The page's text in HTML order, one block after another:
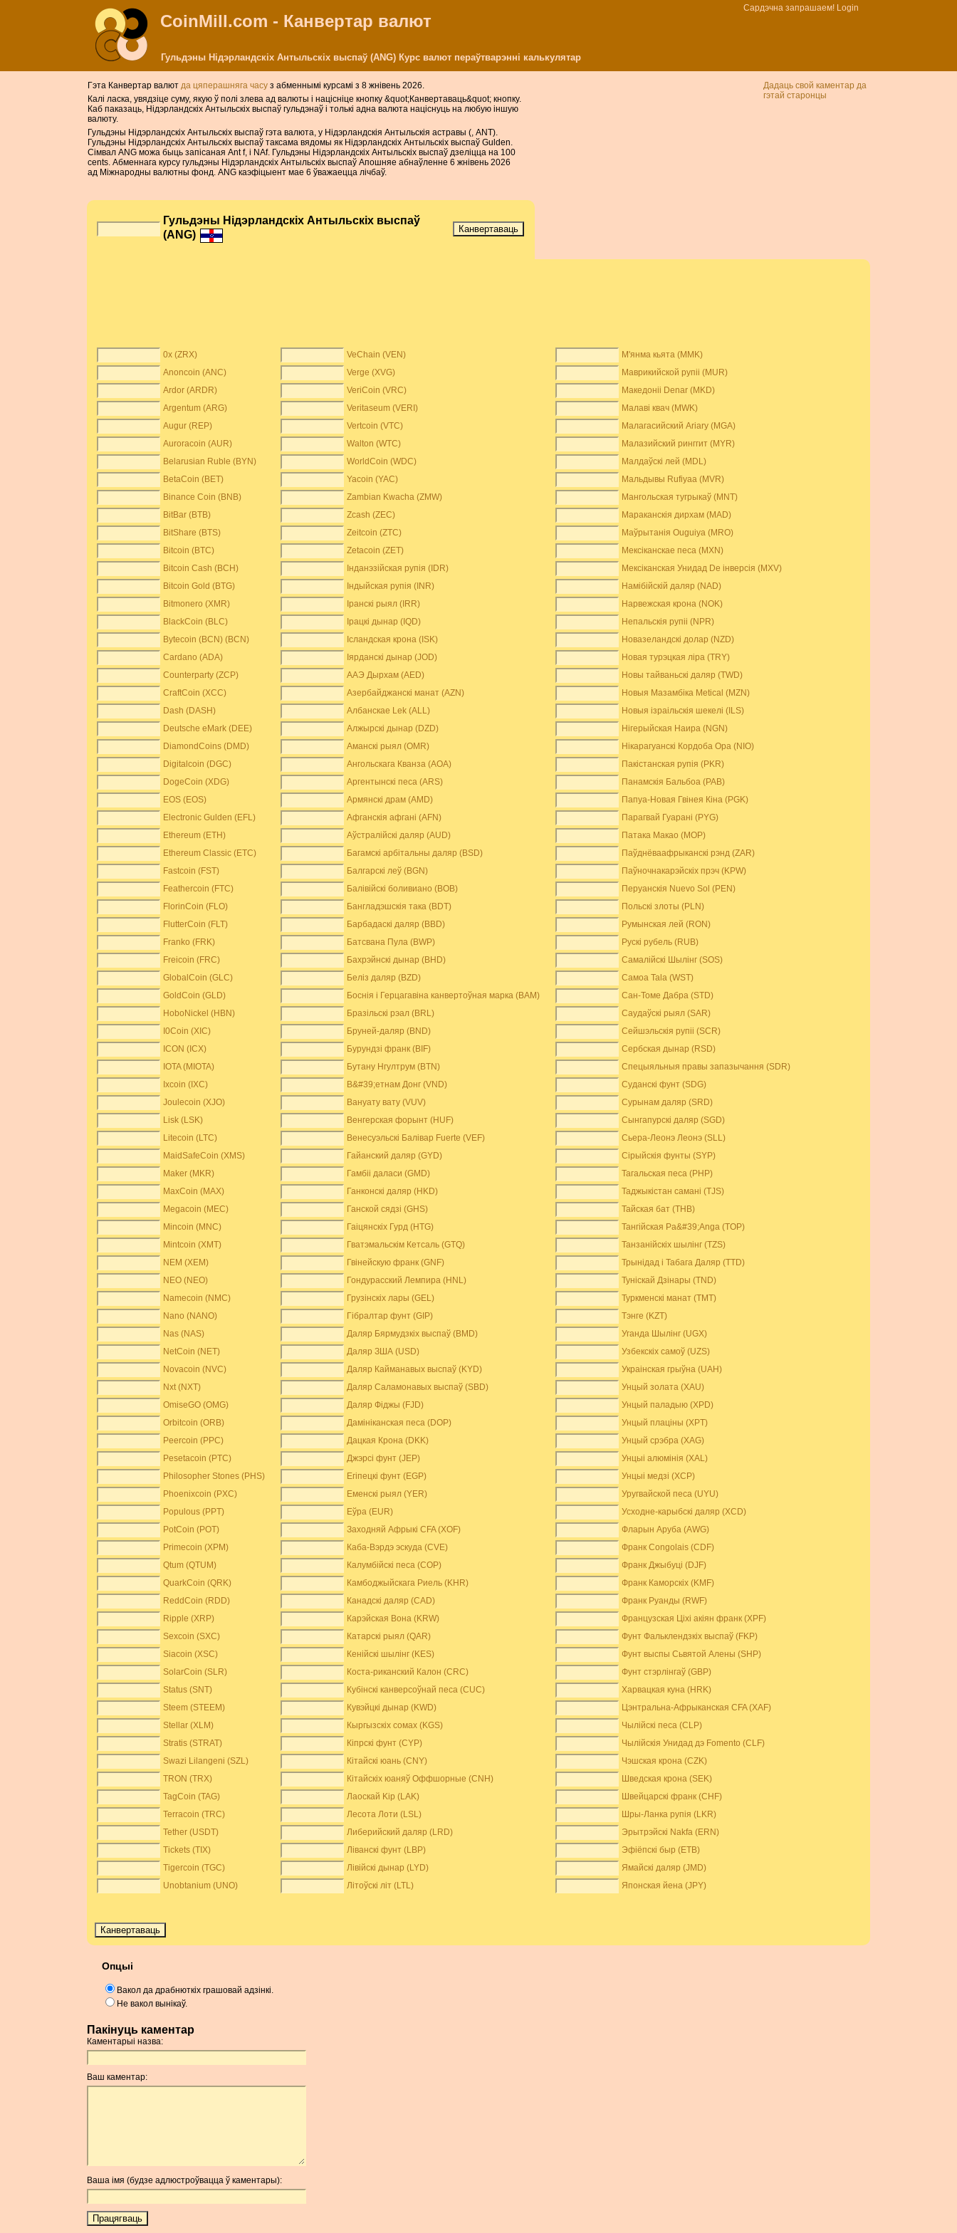
CoinMill.com - Канвертар валют
Сардэчна запрашаем! Login
Гульдэны Нідэрландскіх Антыльскіх выспаў (ANG) Курс валют пераўтварэнні калькулятар
Гэта Канвертар валют да цяперашняга часу з абменнымі курсамі з 8 жнівень 2026.
Калі ласка, увядзіце суму, якую ў полі злева ад валюты і націсніце кнопку &quot;Канвертаваць&quot; кнопку.
Каб паказаць, Нідэрландскіх Антыльскіх выспаў гульдэнаў і толькі адна валюта націснуць на любую іншую
валюту.
Гульдэны Нідэрландскіх Антыльскіх выспаў гэта валюта, у Нідэрландскія Антыльскія астравы (, ANT).
Гульдэны Нідэрландскіх Антыльскіх выспаў таксама вядомы як Нідэрландскіх Антыльскіх выспаў Gulden.
Сімвал ANG можа быць запісаная Ant f, і NAf. Гульдэны Нідэрландскіх Антыльскіх выспаў дзеліцца на 100
cents. Абменнага курсу гульдэны Нідэрландскіх Антыльскіх выспаў Апошняе абнаўленне 6 жнівень 2026
ад Міжнародны валютны фонд. ANG каэфіцыент мае 6 ўважаецца лічбаў.
Дадаць свой каментар да
гэтай старонцы
Гульдэны Нідэрландскіх Антыльскіх выспаў
(ANG)
0x (ZRX) VeChain (VEN)
М'янма кьята (MMK)
Anoncoin (ANC)
Verge (XVG)
Маврикийской рупіі (MUR)
Ardor (ARDR)
VeriCoin (VRC)
Македоніі Denar (MKD)
Argentum (ARG)
Veritaseum (VERI)
Малаві квач (MWK)
Augur (REP)
Vertcoin (VTC)
Малагасийский Ariary (MGA)
Auroracoin (AUR)
Walton (WTC)
Малазийский ринггит (MYR)
Belarusian Ruble (BYN)
WorldCoin (WDC)
Малдаўскі лей (MDL)
BetaCoin (BET)
Yacoin (YAC)
Мальдывы Rufiyaa (MVR)
Binance Coin (BNB)
Zambian Kwacha (ZMW)
Мангольская тугрыкаў (MNT)
BitBar (BTB)
Zcash (ZEC)
Мараканскія дирхам (MAD)
BitShare (BTS)
Zeitcoin (ZTC)
Маўрытанія Ouguiya (MRO)
Bitcoin (BTC)
Zetacoin (ZET)
Мексіканскае песа (MXN)
Bitcoin Cash (BCH)
Інданэзійская рупія (IDR)
Мексіканская Унидад De інверсія (MXV)
Bitcoin Gold (BTG)
Індыйская рупія (INR)
Намібійскій даляр (NAD)
Bitmonero (XMR)
Іранскі рыял (IRR)
Нарвежская крона (NOK)
BlackCoin (BLC)
Ірацкі дынар (IQD)
Непальскія рупіі (NPR)
Bytecoin (BCN) (BCN)
Ісландская крона (ISK)
Новазеландскі долар (NZD)
Cardano (ADA)
Іярданскі дынар (JOD)
Новая турэцкая ліра (TRY)
Counterparty (ZCP)
ААЭ Дырхам (AED)
Новы тайваньскі даляр (TWD)
CraftCoin (XCC)
Азербайджанскі манат (AZN)
Новыя Мазамбіка Metical (MZN)
Dash (DASH)
Албанскае Lek (ALL)
Новыя ізраільскія шекелі (ILS)
Deutsche eMark (DEE)
Алжырскі дынар (DZD)
Нігерыйская Наира (NGN)
DiamondCoins (DMD)
Аманскі рыял (OMR)
Нікарагуанскі Кордоба Ора (NIO)
Digitalcoin (DGC)
Ангольскага Кванза (AOA)
Пакістанская рупія (PKR)
DogeCoin (XDG)
Аргентынскі песа (ARS)
Панамскія Бальбоа (PAB)
EOS (EOS)
Армянскі драм (AMD)
Папуа-Новая Гвінея Кіна (PGK)
Electronic Gulden (EFL)
Афганскія афгані (AFN)
Парагвай Гуарані (PYG)
Ethereum (ETH)
Аўстралійскі даляр (AUD)
Патака Макао (MOP)
Ethereum Classic (ETC)
Багамскі арбітальны даляр (BSD)
Паўднёваафрыканскі рэнд (ZAR)
Fastcoin (FST)
Балгарскі леў (BGN)
Паўночнакарэйскіх прэч (KPW)
Feathercoin (FTC)
Балівійскі боливиано (BOB)
Перуанскія Nuevo Sol (PEN)
FlorinCoin (FLO)
Бангладэшскія така (BDT)
Польскі злоты (PLN)
FlutterCoin (FLT)
Барбадаскі даляр (BBD)
Румынская лей (RON)
Franko (FRK)
Батсвана Пула (BWP)
Рускі рубель (RUB)
Freicoin (FRC)
Бахрэйнскі дынар (BHD)
Самалійскі Шылінг (SOS)
GlobalCoin (GLC)
Беліз даляр (BZD)
Самоа Tala (WST)
GoldCoin (GLD)
Боснія і Герцагавіна канвертоўная марка (BAM)
Сан-Томе Дабра (STD)
HoboNickel (HBN)
Бразільскі рэал (BRL)
Саудаўскі рыял (SAR)
I0Coin (XIC)
Бруней-даляр (BND)
Сейшэльскія рупіі (SCR)
ICON (ICX)
Бурундзі франк (BIF)
Сербская дынар (RSD)
IOTA (MIOTA)
Бутану Нгултрум (BTN)
Спецыяльныя правы запазычання (SDR)
Ixcoin (IXC)
В&#39;етнам Донг (VND)
Суданскі фунт (SDG)
Joulecoin (XJO)
Вануату вату (VUV)
Сурынам даляр (SRD)
Lisk (LSK)
Венгерская форынт (HUF)
Сынгапурскі даляр (SGD)
Litecoin (LTC)
Венесуэльскі Балівар Fuerte (VEF)
Сьера-Леонэ Леонэ (SLL)
MaidSafeCoin (XMS)
Гайанский даляр (GYD)
Сірыйскія фунты (SYP)
Maker (MKR)
Гамбіі даласи (GMD)
Тагальская песа (PHP)
MaxCoin (MAX)
Ганконскі даляр (HKD)
Таджыкістан самані (TJS)
Megacoin (MEC)
Ганской сядзі (GHS)
Тайская бат (THB)
Mincoin (MNC)
Гаіцянскіх Гурд (HTG)
Тангійская Pa&#39;Anga (TOP)
Mintcoin (XMT)
Гватэмальскім Кетсаль (GTQ)
Танзанійскіх шылінг (TZS)
NEM (XEM)
Гвінейскую франк (GNF)
Трынідад і Табага Даляр (TTD)
NEO (NEO)
Гондурасский Лемпира (HNL)
Туніскай Дзінары (TND)
Namecoin (NMC)
Грузінскіх лары (GEL)
Туркменскі манат (TMT)
Nano (NANO)
Гібралтар фунт (GIP)
Тэнге (KZT)
Nas (NAS)
Даляр Бярмудзкіх выспаў (BMD)
Уганда Шылінг (UGX)
NetCoin (NET)
Даляр ЗША (USD)
Узбекскіх самоў (UZS)
Novacoin (NVC)
Даляр Кайманавых выспаў (KYD)
Украінская грыўна (UAH)
Nxt (NXT)
Даляр Саламонавых выспаў (SBD)
Унцый золата (XAU)
OmiseGO (OMG)
Даляр Фіджы (FJD)
Унцый паладыю (XPD)
Orbitcoin (ORB)
Дамініканская песа (DOP)
Унцый плаціны (XPT)
Peercoin (PPC)
Дацкая Крона (DKK)
Унцый срэбра (XAG)
Pesetacoin (PTC)
Джэрсі фунт (JEP)
Унцыі алюмінія (XAL)
Philosopher Stones (PHS)
Егіпецкі фунт (EGP)
Унцыі медзі (XCP)
Phoenixcoin (PXC)
Еменскі рыял (YER)
Уругвайской песа (UYU)
Populous (PPT)
Еўра (EUR)
Усходне-карыбскі даляр (XCD)
PotCoin (POT)
Заходняй Афрыкі CFA (XOF)
Фларын Аруба (AWG)
Primecoin (XPM)
Каба-Вэрдэ эскуда (CVE)
Франк Congolais (CDF)
Qtum (QTUM)
Калумбійскі песа (COP)
Франк Джыбуці (DJF)
QuarkCoin (QRK)
Камбоджыйскага Риель (KHR)
Франк Каморскіх (KMF)
ReddCoin (RDD)
Канадскі даляр (CAD)
Франк Руанды (RWF)
Ripple (XRP)
Карэйская Вона (KRW)
Французская Ціхі акіян франк (XPF)
Sexcoin (SXC)
Катарскі рыял (QAR)
Фунт Фальклендзкіх выспаў (FKP)
Siacoin (XSC)
Кенійскі шылінг (KES)
Фунт выспы Сьвятой Алены (SHP)
SolarCoin (SLR)
Коста-риканский Калон (CRC)
Фунт стэрлінгаў (GBP)
Status (SNT)
Кубінскі канверсоўнай песа (CUC)
Харвацкая куна (HRK)
Steem (STEEM)
Кувэйцкі дынар (KWD)
Цэнтральна-Афрыканская CFA (XAF)
Stellar (XLM)
Кыргызскіх сомах (KGS)
Чылійскі песа (CLP)
Stratis (STRAT)
Кіпрскі фунт (CYP)
Чылійскія Унидад дэ Fomento (CLF)
Swazi Lilangeni (SZL)
Кітайскі юань (CNY)
Чэшская крона (CZK)
TRON (TRX)
Кітайскіх юаняў Оффшорные (CNH)
Шведская крона (SEK)
TagCoin (TAG)
Лаоскай Kip (LAK)
Швейцарскі франк (CHF)
Terracoin (TRC)
Лесота Лоти (LSL)
Шры-Ланка рупія (LKR)
Tether (USDT)
Либерийский даляр (LRD)
Эрытрэйскі Nakfa (ERN)
Tickets (TIX)
Ліванскі фунт (LBP)
Эфіёпскі быр (ETB)
Tigercoin (TGC)
Лівійскі дынар (LYD)
Ямайскі даляр (JMD)
Unobtanium (UNO)
Літоўскі літ (LTL) Японская йена (JPY)
Опцыі
Вакол да драбнюткіх грашовай адзінкі.
Не вакол вынікаў.
Пакінуць каментар
Каментарыі назва:
Ваш каментар:
Ваша імя (будзе адлюстроўвацца ў каментары):